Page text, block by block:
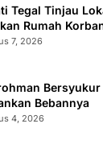
Tegal Tinjau
Rumah
7, 2026
Bebannya
4, 2026